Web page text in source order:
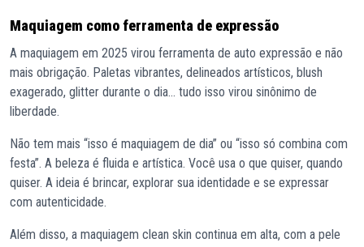
Maquiagem como ferramenta de expressão
A maquiagem em 2025 virou ferramenta de auto expressão e não
mais obrigação. Paletas vibrantes, delineados artísticos, blush
exagerado, glitter durante o dia… tudo isso virou sinônimo de
liberdade.
Não tem mais “isso é maquiagem de dia” ou “isso só combina com
festa”. A beleza é fluida e artística. Você usa o que quiser, quando
quiser. A ideia é brincar, explorar sua identidade e se expressar
com autenticidade.
Além disso, a maquiagem clean skin continua em alta, com a pele